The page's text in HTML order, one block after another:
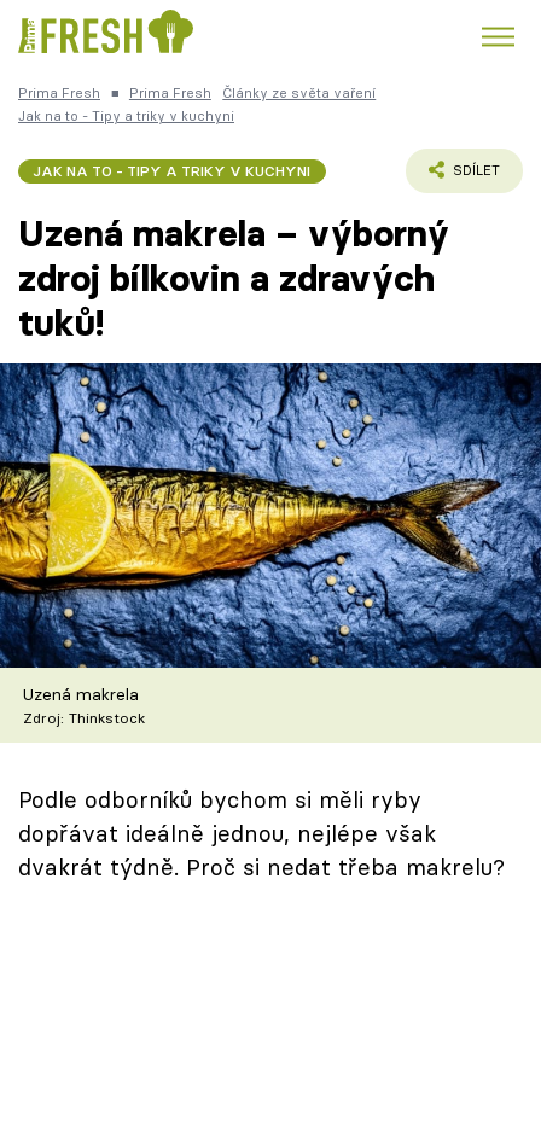
Trendy: Kuře Polévky k večeři
Česká kuchyně Čokoláda
Témata
Recepty
Články
TV Program
Škola vaření
Recepty z TV
Speciál: Cuketa
Těhotnej kuchař
Sledujte prima+
Přihlášení
Prima Fresh ■ Prima Fresh
Články ze světa vaření
Jak na to - Tipy a triky v kuchyni
JAK NA TO - TIPY A TRIKY V KUCHYNI SDÍLET
Uzená makrela – výborný
zdroj bílkovin a zdravých
tuků!
Uzená makrela
Zdroj: Thinkstock
Podle odborníků bychom si měli ryby
dopřávat ideálně jednou, nejlépe však
dvakrát týdně. Proč si nedat třeba makrelu?